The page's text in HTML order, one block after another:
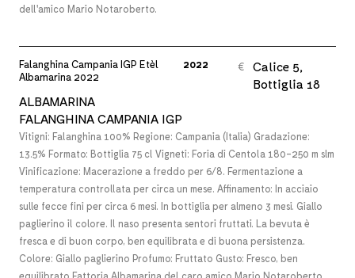
dell'amico Mario Notaroberto.
Falanghina Campania IGP Etèl
Albamarina 2022
2022 €
Calice 5,
Bottiglia 18
ALBAMARINA
FALANGHINA CAMPANIA IGP
Vitigni: Falanghina 100% Regione: Campania (Italia) Gradazione:
13.5% Formato: Bottiglia 75 cl Vigneti: Foria di Centola 180-250 m slm
Vinificazione: Macerazione a freddo per 6/8. Fermentazione a
temperatura controllata per circa un mese. Affinamento: In acciaio
sulle fecce fini per circa 6 mesi. In bottiglia per almeno 3 mesi. Giallo
paglierino il colore. Il naso presenta sentori fruttati. La bevuta è
fresca e di buon corpo, ben equilibrata e di buona persistenza.
Colore: Giallo paglierino Profumo: Fruttato Gusto: Fresco, ben
equilibrato Fattoria Albamarina del caro amico Mario Notaroberto